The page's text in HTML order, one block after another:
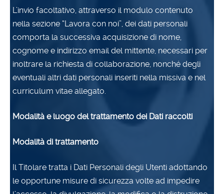
L’invio facoltativo, attraverso il modulo contenuto
nella sezione “Lavora con noi”, dei dati personali
comporta la successiva acquisizione di nome,
cognome e indirizzo email del mittente, necessari per
inoltrare la richiesta di collaborazione, nonché degli
eventuali altri dati personali inseriti nella missiva e nel
curriculum vitae allegato.
Modalità e luogo del trattamento dei Dati raccolti
Modalità di trattamento
Il Titolare tratta i Dati Personali degli Utenti adottando
le opportune misure di sicurezza volte ad impedire